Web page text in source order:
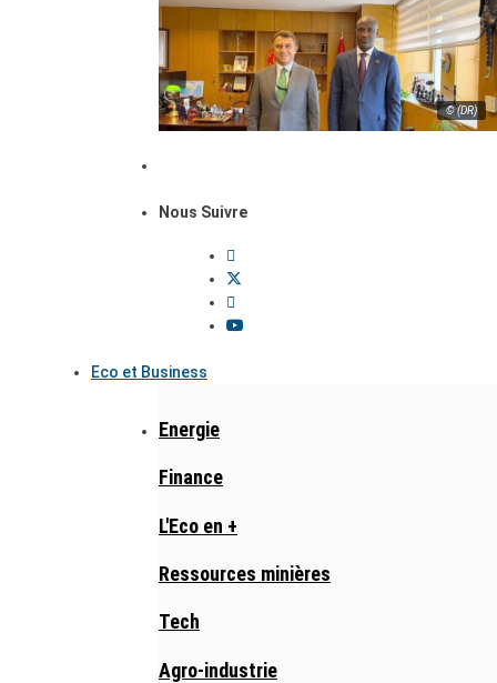
© (DR)
Nous Suivre
Eco et Business
Energie
Finance
L'Eco en +
Ressources minières
Tech
Agro-industrie